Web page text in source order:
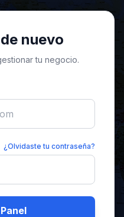
nuevo
tu negocio.
¿Olvidaste tu contraseña?